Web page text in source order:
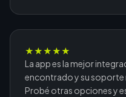
★★★★★
La app es la mejor
encontrado y su soporte
Probé otras opciones y